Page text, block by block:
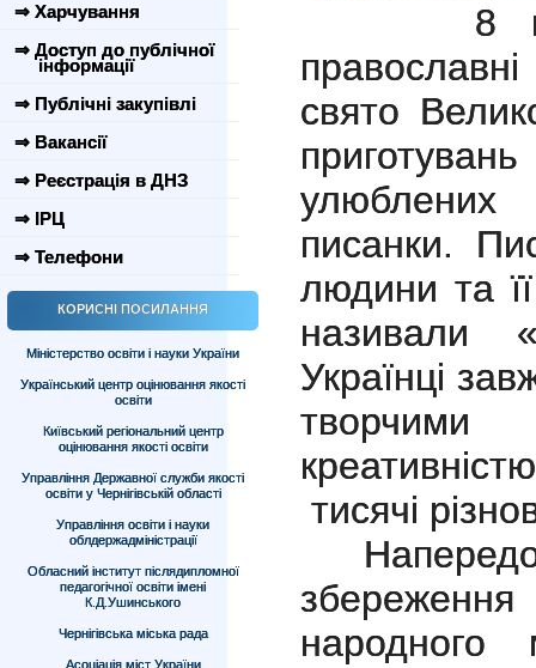
⇒ Харчування
⇒ Доступ до публічної
інформації
⇒ Публічні закупівлі
⇒ Вакансії
⇒ Реєстрація в ДНЗ
⇒ ІРЦ
⇒ Телефони
КОРИСНІ ПОСИЛАННЯ
Міністерство освіти і науки України
Український центр оцінювання якості
освіти
Київський регіональний центр
оцінювання якості освіти
Управління Державної служби якості
освіти у Чернігівській області
Управління освіти і науки
облдержадміністрації
Обласний інститут післядипломної
педагогічної освіти імені
К.Д.Ушинського
Чернігівська міська рада
Асоціація міст України
8
свято
писанки.
людини та
називали
Українці
тисячі
збереження
народного